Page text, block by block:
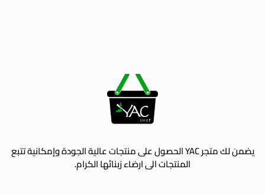
يضمن لك متجر YAC الحصول على منتجات عالية الجودة وإمكانية تتبع
المنتجات الى ارضاء زبنائها الكرام.